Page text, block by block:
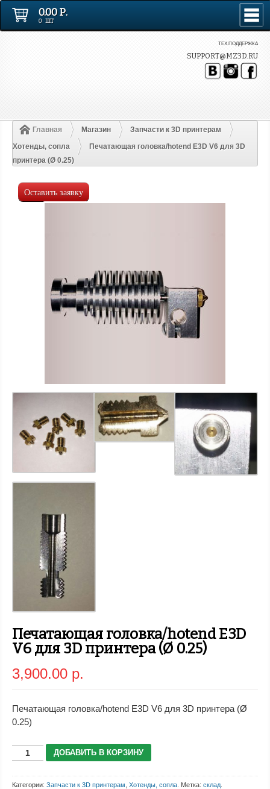
ТЕХ.ПОДДЕРЖКА
SUPPORT@MZ3D.RU
0.00 Р.
0 ШТ
Главная Магазин
Запчасти к 3D принтерам
Хотенды, сопла
Печатающая головка/hotend E3D V6 для 3D
принтера (Ø 0.25)
Оставить заявку
Печатающая головка/hotend E3D
V6 для 3D принтера (Ø 0.25)
3,900.00 р.
Печатающая головка/hotend E3D V6 для 3D принтера (Ø
0.25)
ДОБАВИТЬ В КОРЗИНУ
Категории: Запчасти к 3D принтерам Хотенды, сопла Метка: склад